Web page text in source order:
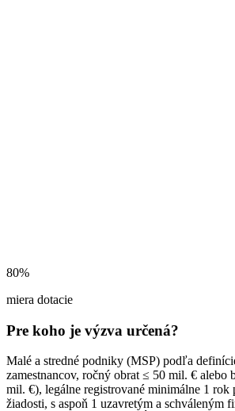
80%
miera dotacie
Pre koho je výzva určená?
Malé a stredné podniky (MSP) podľa
zamestnancov, ročný obrat ≤ 50 mil. € alebo
mil. €), legálne registrované minimálne 1 rok
žiadosti, s aspoň 1 uzavretým a schváleným